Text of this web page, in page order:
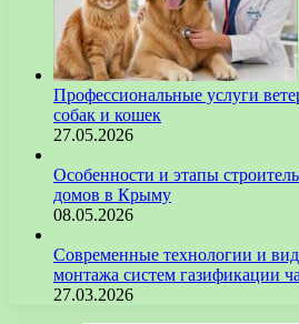
Профессиональные услуги
собак и кошек
27.05.2026
Особенности и этапы
домов в Крыму
08.05.2026
Современные технологии и
монтажа систем газификации
27.03.2026